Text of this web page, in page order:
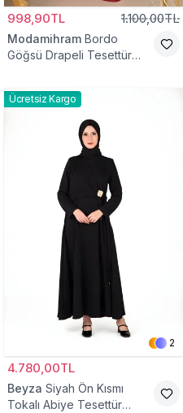
998,90TL 1.100,00TL
Modamihram Bordo
Göğsü Drapeli Tesettür
Ücretsiz Kargo
2
4.780,00TL
Beyza Siyah Ön Kısmı
Tokalı Abiye Tesettür